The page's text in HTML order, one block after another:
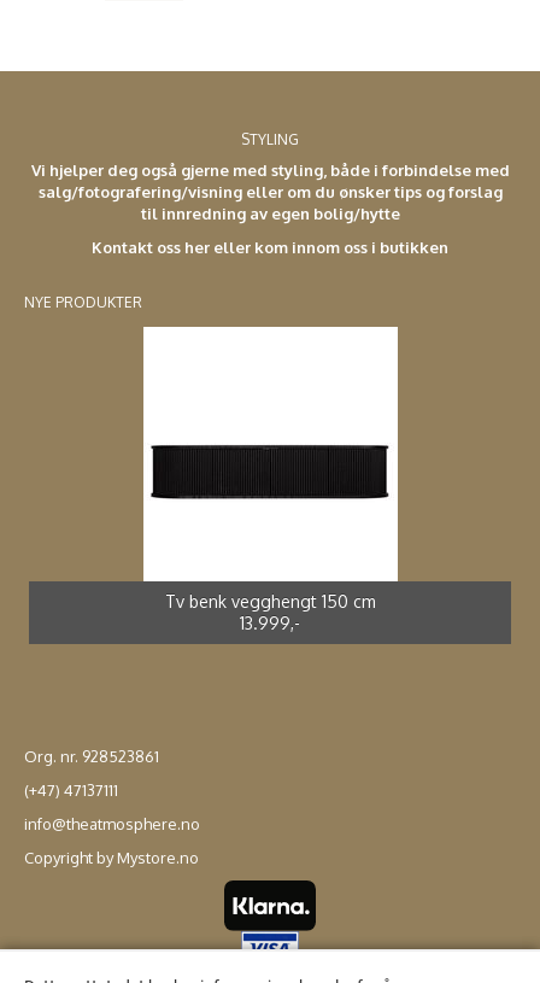
STYLING
Vi hjelper deg også gjerne med styling, både i forbindelse med
salg/fotografering/visning eller om du ønsker tips og forslag
til innredning av egen bolig/hytte
Kontakt oss her eller kom innom oss i butikken
NYE PRODUKTER
Tv benk vegghengt 150 cm
13.999,-
Org. nr. 928523861
(+47) 47137111
info@theatmosphere.no
Copyright by Mystore.no